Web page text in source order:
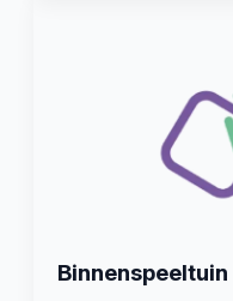
Binnenspeeltuin